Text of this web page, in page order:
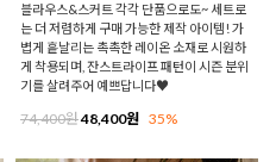
블라우스&스커트 각각 단품으로도~ 세트로
는 더 저렴하게 구매 가능한 제작 아이템! 가
볍게 흩날리는 촉촉한 레이온 소재로 시원하
게 착용되며, 잔스트라이프 패턴이 시즌 분위
기를 살려주어 예쁘답니다♥
74,400원48,400원 35%